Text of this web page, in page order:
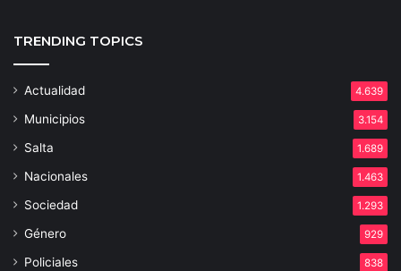
TRENDING TOPICS
Actualidad 4.639
Municipios 3.154
Salta 1.689
Nacionales 1.463
Sociedad 1.293
Género 929
Policiales 838